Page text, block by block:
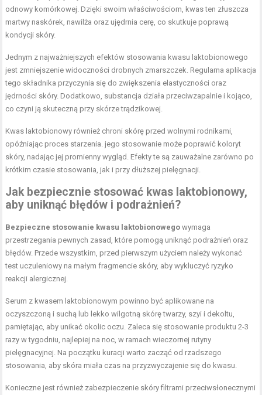
odnowy komórkowej. Dzięki swoim właściwościom, kwas ten złuszcza
martwy naskórek, nawilża oraz ujędrnia cerę, co skutkuje poprawą
kondycji skóry.
Jednym z najważniejszych efektów stosowania kwasu laktobionowego
jest zmniejszenie widoczności drobnych zmarszczek. Regularna aplikacja
tego składnika przyczynia się do zwiększenia elastyczności oraz
jędrności skóry. Dodatkowo, substancja działa przeciwzapalnie i kojąco,
co czyni ją skuteczną przy skórze trądzikowej.
Kwas laktobionowy również chroni skórę przed wolnymi rodnikami,
opóźniając proces starzenia. jego stosowanie może poprawić koloryt
skóry, nadając jej promienny wygląd. Efekty te są zauważalne zarówno po
krótkim czasie stosowania, jak i przy dłuższej pielęgnacji.
Jak bezpiecznie stosować kwas laktobionowy,
aby uniknąć błędów i podrażnień?
Bezpieczne stosowanie kwasu laktobionowego wymaga
przestrzegania pewnych zasad, które pomogą uniknąć podrażnień oraz
błędów. Przede wszystkim, przed pierwszym użyciem należy wykonać
test uczuleniowy na małym fragmencie skóry, aby wykluczyć ryzyko
reakcji alergicznej.
Serum z kwasem laktobionowym powinno być aplikowane na
oczyszczoną i suchą lub lekko wilgotną skórę twarzy, szyi i dekoltu,
pamiętając, aby unikać okolic oczu. Zaleca się stosowanie produktu 2-3
razy w tygodniu, najlepiej na noc, w ramach wieczornej rutyny
pielęgnacyjnej. Na początku kuracji warto zacząć od rzadszego
stosowania, aby skóra miała czas na przyzwyczajenie się do kwasu.
Konieczne jest również zabezpieczenie skóry filtrami przeciwsłonecznymi